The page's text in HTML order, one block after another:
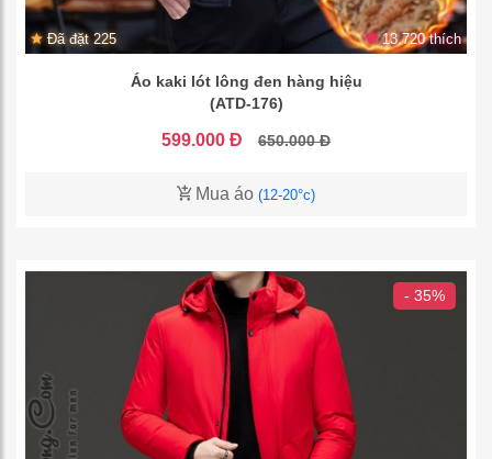
Đã đặt 225 13.720 thích
Áo kaki lót lông đen hàng hiệu
(ATD-176)
599.000 Đ 650.000 Đ
Mua áo (12-20°c)
- 35%